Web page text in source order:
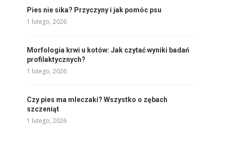
Pies nie sika? Przyczyny i jak pomóc psu
1 lutego, 2026
Morfologia krwi u kotów: Jak czytać wyniki badań
profilaktycznych?
1 lutego, 2026
Czy pies ma mleczaki? Wszystko o zębach
szczeniąt
1 lutego, 2026